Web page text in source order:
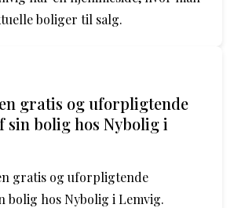
boliger til salg.
gratis og uforpligtende
bolig hos Nybolig i
gratis og uforpligtende
bolig hos Nybolig i Lemvig.